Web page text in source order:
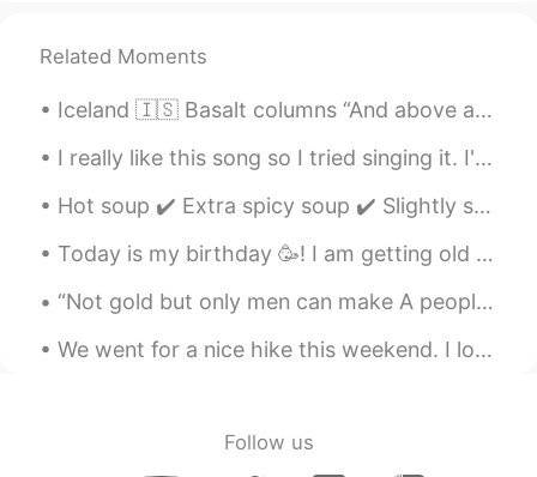
@Kanakoありがとう！実は、始めにおか
JP EN
すごい！ 衣装姿かっこいいですね👏✨
alex 2021.05.16 11:33
@hana123 はい、頑張りま〜す！
Haha, thanks! It's in Zhejiang.
Related Moments
Iceland 🇮🇸 Basalt columns “And above all, watch with glittering eyes the whole world around you ...
I really like this song so I tried singing it. I'm not sure if the pronunciation of the words are...
Hot soup ✔️ Extra spicy soup ✔️ Slightly sour ✔️ Good for Micah’s soul✔️ Only for Micah ✔️ It’s p...
Today is my birthday 🥳! I am getting old 🤔😂 but I feel young. On my birthday my daughter’s would ...
“Not gold but only men can make A people great and strong; Men who for truth and honor's sake Sta...
We went for a nice hike this weekend. I love being out in nature because I feel I can soak in the...
Follow us